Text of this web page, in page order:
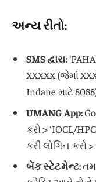
અન્ય રીતો:
SMS દ્વારા:
XXXXX (જેમાં
Indane માટે
UMANG App:
કરો > ‘IOCL/
કરી લોગિન કરો
બેંક સ્ટેટમેન્ટ: